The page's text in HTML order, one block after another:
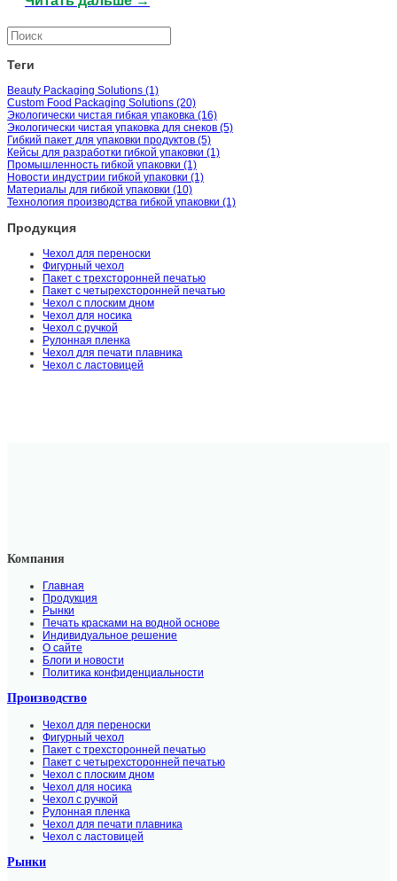
существует две спецификации гибкой упаковки: пакеты с плоским
дном и пакеты-стойки. В этом блоге компания Zhongjia Printing,
эксперт в области производства гибкой упаковки, познакомит вас
с...
Теги
Beauty Packaging Solutions (1)
Custom Food Packaging Solutions (20)
Экологически чистая гибкая упаковка (16)
Экологически чистая упаковка для снеков (5)
Гибкий пакет для упаковки продуктов (5)
Кейсы для разработки гибкой упаковки (1)
Промышленность гибкой упаковки (1)
Новости индустрии гибкой упаковки (1)
Материалы для гибкой упаковки (10)
Технология производства гибкой упаковки (1)
Продукция
Чехол для переноски
Фигурный чехол
Пакет с трехсторонней печатью
Пакет с четырехсторонней печатью
Чехол с плоским дном
Чехол для носика
Чехол с ручкой
Рулонная пленка
Чехол для печати плавника
Чехол с ластовицей
Компания
Главная
Продукция
Рынки
Печать красками на водной основе
Индивидуальное решение
О сайте
Блоги и новости
Политика конфиденциальности
Производство
Чехол для переноски
Фигурный чехол
Пакет с трехсторонней печатью
Пакет с четырехсторонней печатью
Чехол с плоским дном
Чехол для носика
Чехол с ручкой
Рулонная пленка
Чехол для печати плавника
Чехол с ластовицей
Рынки